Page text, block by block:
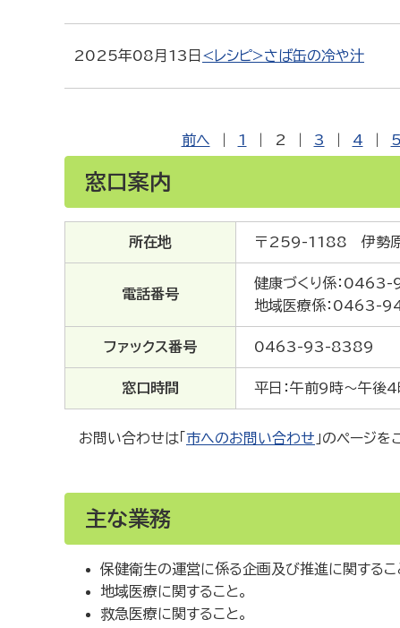
2025年08月13日 <レシピ>さば缶の冷や汁
前へ 1 2 3 4 5
窓口案内
所在地 〒259-1188 伊勢
電話番号
健康づくり係：
地域医療係：0463-
ファックス番号 0463-93-8389
窓口時間 平日：午前9時～午後
お問い合わせは「 市へのお問い合わせ 」のページ
主な業務
保健衛生の運営に係る企画及び推進に関するこ
地域医療に関すること。
救急医療に関すること。